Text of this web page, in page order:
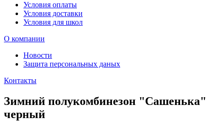
Условия оплаты
Условия доставки
Условия для школ
О компании
Новости
Защита персональных даных
Контакты
Зимний полукомбинезон "Сашенька"
черный